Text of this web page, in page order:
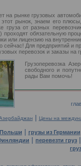
на рынке грузовых
рынок, знаем его
груза от разных
обязательную
или лицензию на
Для предприятий и
перевозок и заказы на
Грузоперевозка
свободного и
рады Вам помочь!
| Цены на
Польши | грузы из Германии
| перевезти груз